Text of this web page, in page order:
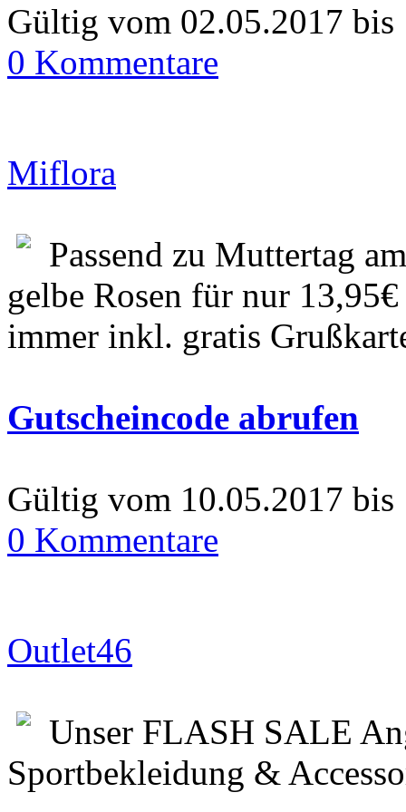
Gültig vom 02.05.2017 bis
0 Kommentare
Miflora
Passend zu Muttertag
gelbe Rosen für nur
immer inkl. gratis
Gutscheincode abrufen
Gültig vom 10.05.2017 bis
0 Kommentare
Outlet46
Unser FLASH SALE
Sportbekleidung &